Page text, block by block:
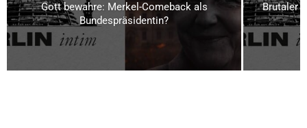
Gott bewahre: Merkel-Comeback als
Bundespräsidentin?
Brutaler